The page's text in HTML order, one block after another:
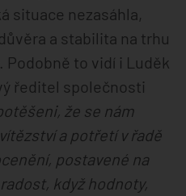
situace nezasáhla,
a stabilita na trhu
Podobně to vidí i Luděk
ředitel společnosti
že se nám
a potřetí v řadě
postavené na
když hodnoty,